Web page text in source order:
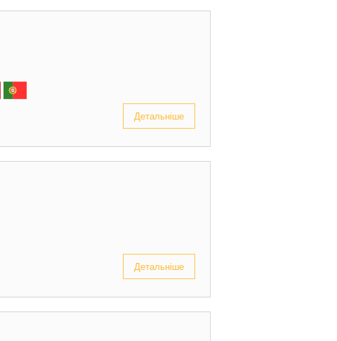
Детальніше
Детальніше